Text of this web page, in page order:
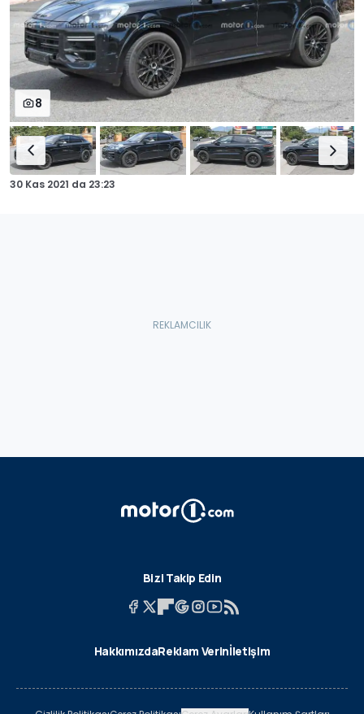
8
30 Kas 2021 da 23:23
Bizi Takip Edin
HakkımızdaReklam Verinİletişim